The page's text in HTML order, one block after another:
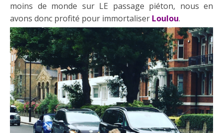
moins de monde sur LE passage piéton, nous en
avons donc profité pour immortaliser Loulou.